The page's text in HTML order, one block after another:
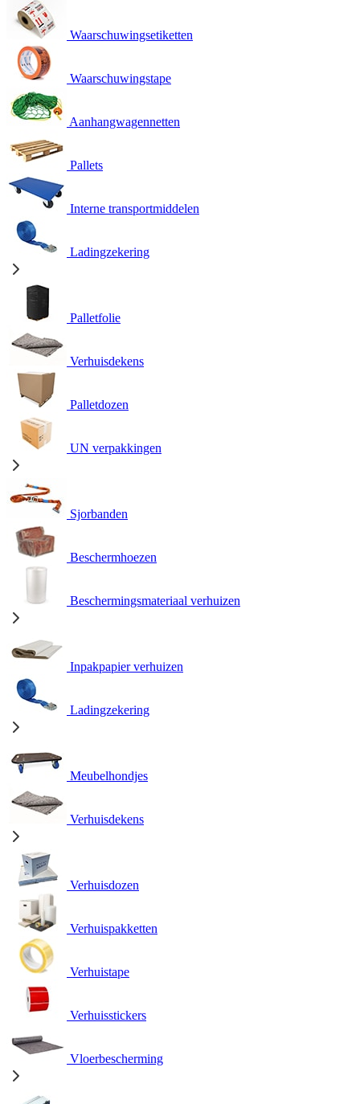
Waarschuwingsetiketten
Waarschuwingstape
Aanhangwagennetten
Pallets
Interne transportmiddelen
Ladingzekering
Palletfolie
Verhuisdekens
Palletdozen
UN verpakkingen
Sjorbanden
Beschermhoezen
Beschermingsmateriaal verhuizen
Inpakpapier verhuizen
Ladingzekering
Meubelhondjes
Verhuisdekens
Verhuisdozen
Verhuispakketten
Verhuistape
Verhuisstickers
Vloerbescherming